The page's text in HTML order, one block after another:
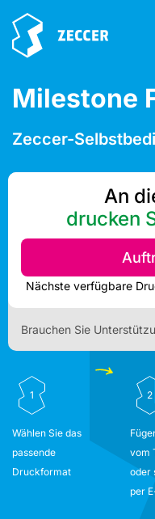
Milestone
Zeccer-
An
drucken
Brauchen Sie
1
Wählen Sie das
passende
Druckformat
2
vom
oder
per